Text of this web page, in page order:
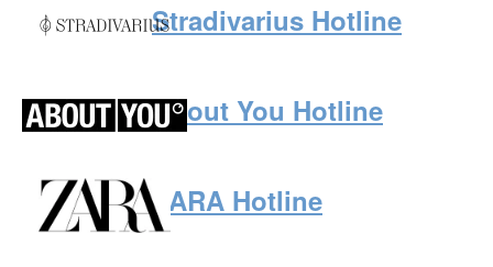
Stradivarius Hotline
About You Hotline
ZARA Hotline